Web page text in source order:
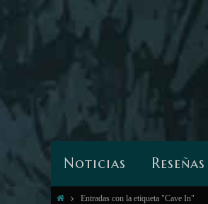
Noticias Reseñas
Entradas con la etiqueta "Cave In"